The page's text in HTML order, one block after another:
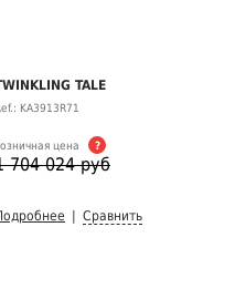
TALE
KA3913R71
цена ?
704 024 руб
Сравнить